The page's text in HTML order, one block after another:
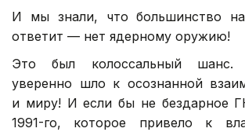
И мы знали, что большинство
ответит — нет ядерному оружию!
Это был колоссальный шанс.
уверенно шло к осознанной
и миру! И если бы не бездарное
1991-го, которое привело к